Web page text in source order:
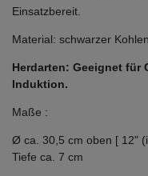
Einsatzbereit.
Material: schwarzer
Herdarten: Geeignet für
Induktion.
Maße :
Ø ca. 30,5 cm oben [ 12"
Tiefe ca. 7 cm